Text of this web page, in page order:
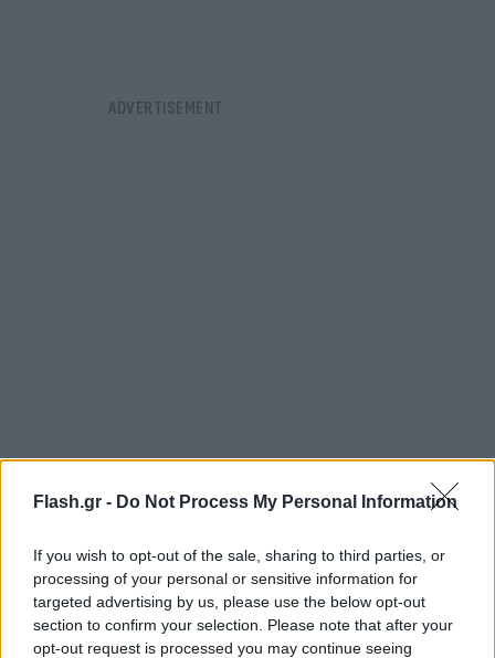
Flash.gr - Do Not Process My Personal Information
If you wish to opt-out of the sale, sharing to third parties, or
processing of your personal or sensitive information for
targeted advertising by us, please use the below opt-out
section to confirm your selection. Please note that after your
opt-out request is processed you may continue seeing
Το αεροσκάφος πραγματοποιούσε στις 25
Δεκεμβρίου πτήση μεταξύ του Μπακού και του
Γκρόζνι, της πρωτεύουσας της ρωσικής
δημοκρατίας της Τσετσενίας, στον Καύκασο, αλλά
συνετρίβη κοντά στο Άχταου του Καζακστάν,
μακριά από τον αρχικό του προορισμό.